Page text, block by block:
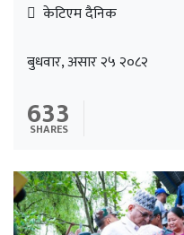
केटिएम दैनिक
बुधवार, असार २५ २०८२
633
SHARES